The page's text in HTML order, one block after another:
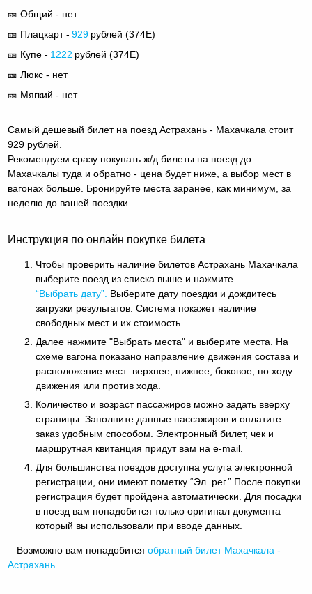
🎫 Общий - нет
🎫 Плацкарт - 929 рублей (374Е)
🎫 Купе - 1222 рублей (374Е)
🎫 Люкс - нет
🎫 Мягкий - нет
Самый дешевый билет на поезд Астрахань - Махачкала стоит
929 рублей.
Рекомендуем сразу покупать ж/д билеты на поезд до
Махачкалы туда и обратно - цена будет ниже, а выбор мест в
вагонах больше. Бронируйте места заранее, как минимум, за
неделю до вашей поездки.
Инструкция по онлайн покупке билета
Чтобы проверить наличие билетов Астрахань Махачкала
выберите поезд из списка выше и нажмите
“Выбрать дату”. Выберите дату поездки и дождитесь
загрузки результатов. Система покажет наличие
свободных мест и их стоимость.
Далее нажмите "Выбрать места" и выберите места. На
схеме вагона показано направление движения состава и
расположение мест: верхнее, нижнее, боковое, по ходу
движения или против хода.
Количество и возраст пассажиров можно задать вверху
страницы. Заполните данные пассажиров и оплатите
заказ удобным способом. Электронный билет, чек и
маршрутная квитанция придут вам на e-mail.
Для большинства поездов доступна услуга электронной
регистрации, они имеют пометку “Эл. рег.” После покупки
регистрация будет пройдена автоматически. Для посадки
в поезд вам понадобится только оригинал документа
который вы использовали при вводе данных.
Возможно вам понадобитсяобратный билет Махачкала -
Астрахань